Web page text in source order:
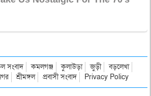
সংবাদ কমলগঞ্জ কুলাউড়া জুড়ী
বড়লেখা
শ্রীমঙ্গল প্রবাসী সংবাদ Privacy Policy